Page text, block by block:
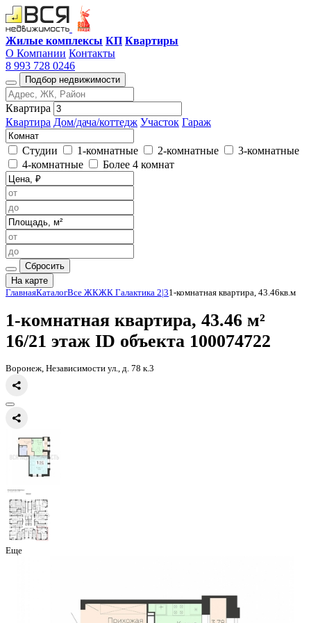
Жилые комплексы КП Квартиры
О Компании Контакты
8 993 728 0246
Подбор недвижимости
Квартира
Квартира Дом/дача/коттедж Участок Гараж
Студии 1-комнатные 2-комнатные
3-комнатные
4-комнатные
Более 4 комнат
Сбросить
На карте
Главная КаталогВсе ЖКЖК Галактика 2|3
1-комнатная квартира, 43.46
16/21 этаж
Воронеж, Независимости ул., д. 78 к.3